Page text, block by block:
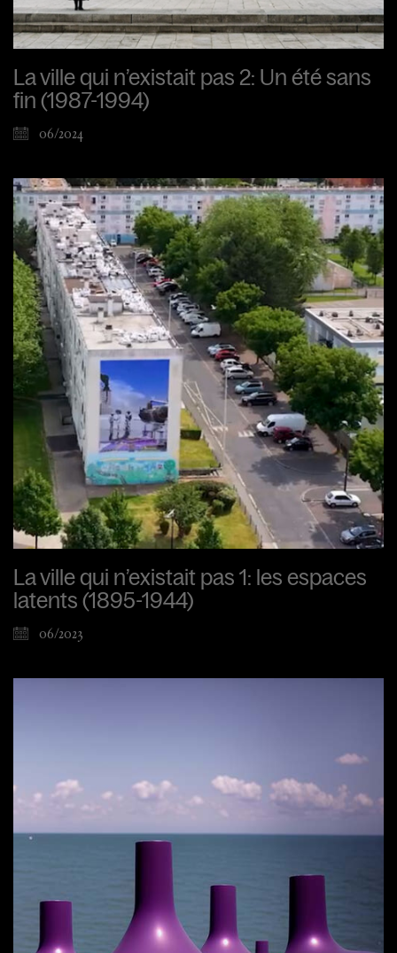
La ville qui n’existait pas 2: Un été sans
fin (1987-1994)
06/2024
La ville qui n’existait pas 1: les espaces
latents (1895-1944)
06/2023